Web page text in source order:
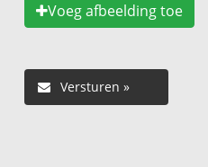
Voeg afbeelding toe